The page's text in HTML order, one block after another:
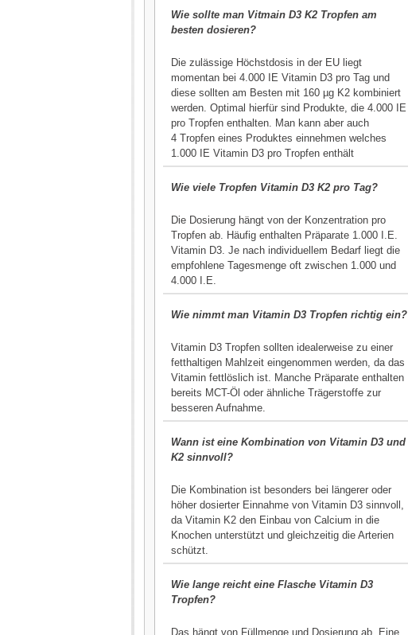
Wie sollte man Vitmain D3 K2 Tropfen am
besten dosieren?
Die zulässige Höchstdosis in der EU liegt
momentan bei 4.000 IE Vitamin D3 pro Tag und
diese sollten am Besten mit 160 µg K2 kombiniert
werden. Optimal hierfür sind Produkte, die 4.000 IE
pro Tropfen enthalten. Man kann aber auch
4 Tropfen eines Produktes einnehmen welches
1.000 IE Vitamin D3 pro Tropfen enthält
Wie viele Tropfen Vitamin D3 K2 pro Tag?
Die Dosierung hängt von der Konzentration pro
Tropfen ab. Häufig enthalten Präparate 1.000 I.E.
Vitamin D3. Je nach individuellem Bedarf liegt die
empfohlene Tagesmenge oft zwischen 1.000 und
4.000 I.E.
Wie nimmt man Vitamin D3 Tropfen richtig ein?
Vitamin D3 Tropfen sollten idealerweise zu einer
fetthaltigen Mahlzeit eingenommen werden, da das
Vitamin fettlöslich ist. Manche Präparate enthalten
bereits MCT-Öl oder ähnliche Trägerstoffe zur
besseren Aufnahme.
Wann ist eine Kombination von Vitamin D3 und
K2 sinnvoll?
Die Kombination ist besonders bei längerer oder
höher dosierter Einnahme von Vitamin D3 sinnvoll,
da Vitamin K2 den Einbau von Calcium in die
Knochen unterstützt und gleichzeitig die Arterien
schützt.
Wie lange reicht eine Flasche Vitamin D3
Tropfen?
Das hängt von Füllmenge und Dosierung ab. Eine